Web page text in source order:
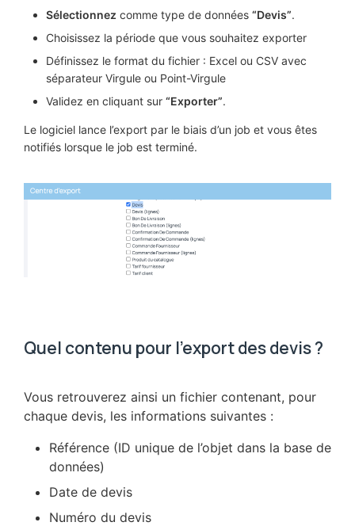
Sélectionnez comme type de données “Devis”.
Choisissez la période que vous souhaitez exporter
Définissez le format du fichier : Excel ou CSV avec
séparateur Virgule ou Point-Virgule
Validez en cliquant sur “Exporter”.
Le logiciel lance l’export par le biais d’un job et vous êtes
notifiés lorsque le job est terminé.
Quel contenu pour l'export des devis ?
Vous retrouverez ainsi un fichier contenant, pour
chaque devis, les informations suivantes :
Référence (ID unique de l’objet dans la base de
données)
Date de devis
Numéro du devis